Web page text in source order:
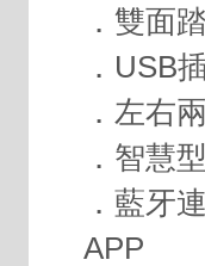
．雙面
．USB
．左右
．智慧
．藍牙
APP